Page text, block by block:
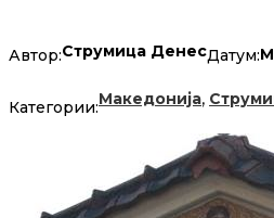
Автор:Струмица ДенесДатум:
Категории:Македонија,